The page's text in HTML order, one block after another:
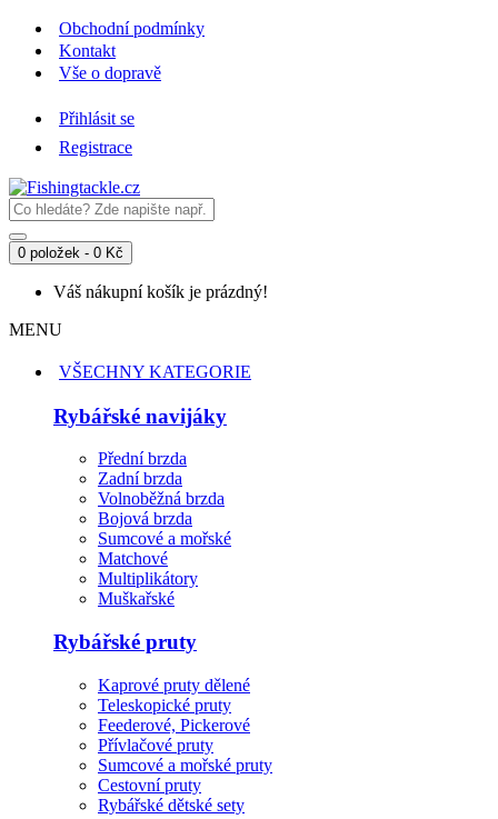
Obchodní podmínky
Kontakt
Vše o dopravě
Přihlásit se
Registrace
0 položek - 0 Kč
Váš nákupní košík je prázdný!
MENU
VŠECHNY KATEGORIE
Rybářské navijáky
Přední brzda
Zadní brzda
Volnoběžná brzda
Bojová brzda
Sumcové a mořské
Matchové
Multiplikátory
Muškařské
Rybářské pruty
Kaprové pruty dělené
Teleskopické pruty
Feederové, Pickerové
Přívlačové pruty
Sumcové a mořské pruty
Cestovní pruty
Rybářské dětské sety